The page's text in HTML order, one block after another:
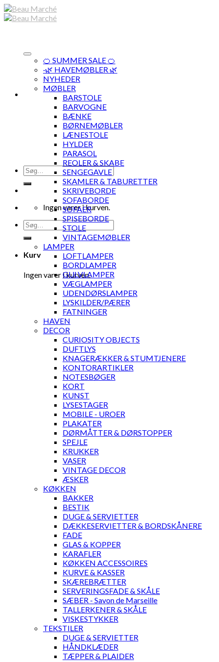
Skip
to
Søg
efter:
Ingen varer i kurven.
Søg
efter:
Kurv
Ingen varer i kurven.
🍊 SUMMER SALE 🍊
·🌿 HAVEMØBLER 🌿
NYHEDER
MØBLER
BARSTOLE
BARVOGNE
BÆNKE
BØRNEMØBLER
LÆNESTOLE
HYLDER
PARASOL
REOLER & SKABE
SENGEGAVLE
SKAMLER & TABURETTER
SKRIVEBORDE
SOFABORDE
SOFAER
SPISEBORDE
STOLE
VINTAGEMØBLER
LAMPER
LOFTLAMPER
BORDLAMPER
GULVLAMPER
VÆGLAMPER
UDENDØRSLAMPER
LYSKILDER/PÆRER
FATNINGER
HAVEN
DECOR
CURIOSITY OBJECTS
DUFTLYS
KNAGERÆKKER & STUMTJENERE
KONTORARTIKLER
NOTESBØGER
KORT
KUNST
LYSESTAGER
MOBILE - UROER
PLAKATER
DØRMÅTTER & DØRSTOPPER
SPEJLE
KRUKKER
VASER
VINTAGE DECOR
ÆSKER
KØKKEN
BAKKER
BESTIK
DUGE & SERVIETTER
DÆKKESERVIETTER & BORDSKÅNERE
FADE
GLAS & KOPPER
KARAFLER
KØKKEN ACCESSOIRES
KURVE & KASSER
SKÆREBRÆTTER
SERVERINGSFADE & SKÅLE
SÆBER - Savon de Marseille
TALLERKENER & SKÅLE
VISKESTYKKER
TEKSTILER
DUGE & SERVIETTER
HÅNDKLÆDER
TÆPPER & PLAIDER